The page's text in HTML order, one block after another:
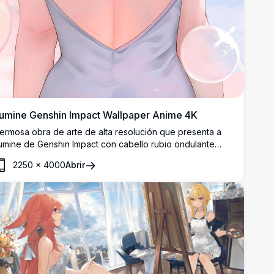
Genshin Impact Wallpaper Anime 4K
obra de arte de alta resolución que presenta a
de Genshin Impact con cabello rubio ondulante
con delicadas flores de lirio. La suave paleta de
pasteles y la atmósfera soñadora crean una
serena y etérea perfecta para entusiastas del
y fanáticos de Genshin Impact.
2250 × 4000Abrir